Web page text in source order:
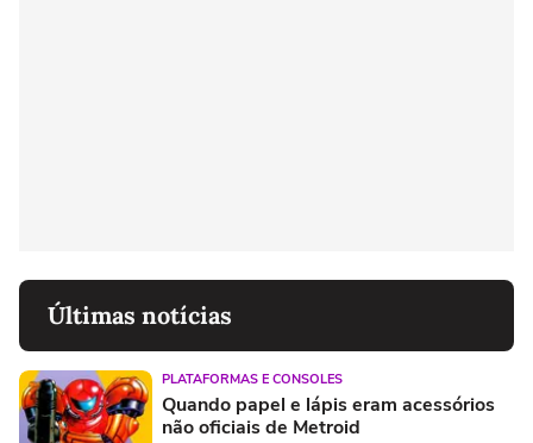
Últimas notícias
PLATAFORMAS E CONSOLES
Quando papel e lápis eram acessórios
não oficiais de Metroid